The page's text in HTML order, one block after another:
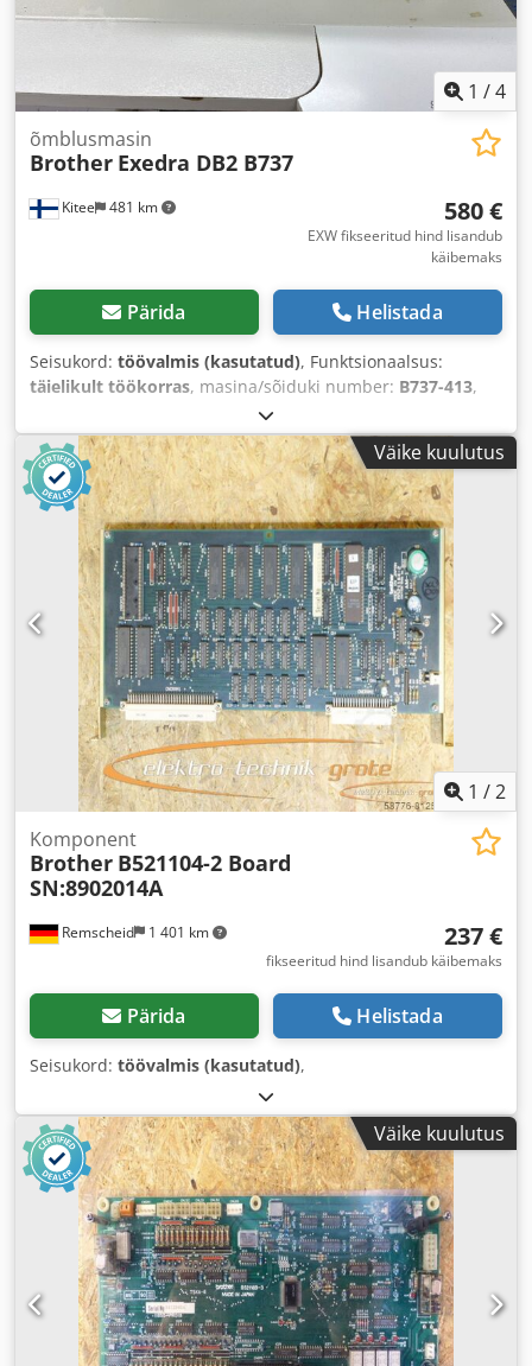
1 /4
Kitee 481 km
õmblusmasin
Brother Exedra DB2 B737
580 €
EXW fikseeritud hind lisandub
käibemaks
Pärida Helistada
Seisukord: töövalmis (kasutatud), Funktsionaalsus:
täielikult töökorras, masina/sõiduki number: B737-413,
Väike kuulutus
1 /2
Remscheid 1 401 km
Komponent
Brother B521104-2 Board
SN:8902014A
237 €
fikseeritud hind lisandub käibemaks
Pärida Helistada
Seisukord: töövalmis (kasutatud),
Väike kuulutus